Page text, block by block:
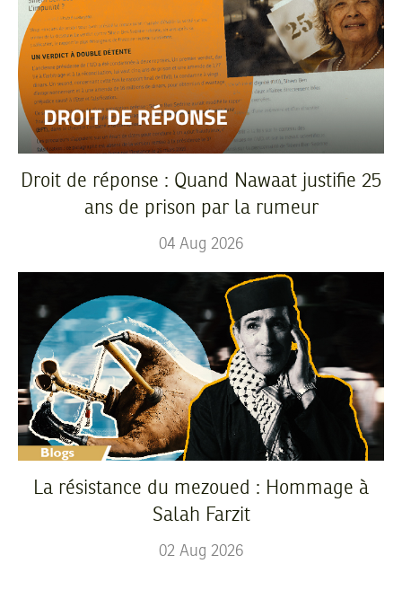
Droit de réponse : Quand Nawaat justifie 25
ans de prison par la rumeur
04 Aug 2026
La résistance du mezoued : Hommage à
Salah Farzit
02 Aug 2026